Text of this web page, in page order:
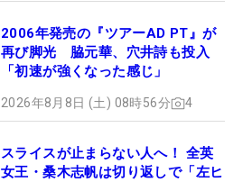
2006年発売の『ツアーAD PT』が
再び脚光 脇元華、穴井詩も投入
「初速が強くなった感じ」
2026年8月8日 (土) 08時56分 4
スライスが止まらない人へ！ 全英
女王・桑木志帆は切り返しで「左ヒ